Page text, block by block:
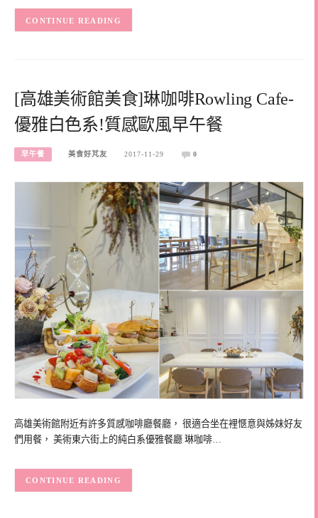
CONTINUE READING
[高雄美術館美食]琳咖啡Rowling Cafe-
優雅白色系!質感歐風早午餐
早午餐 美食好芃友 2017-11-29 0
高雄美術館附近有許多質感咖啡廳餐廳， 很適合坐在裡愜意與姊妹好友
們用餐， 美術東六街上的純白系優雅餐廳 琳咖啡…
CONTINUE READING